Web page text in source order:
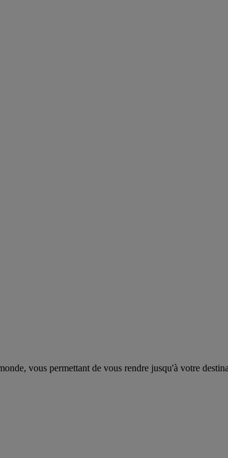
vous permettant de vous rendre jusqu'à votre